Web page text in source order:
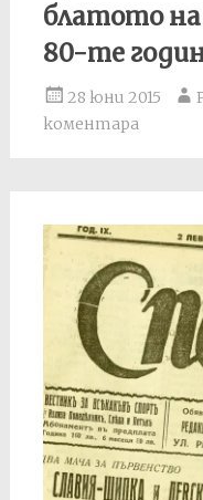
блатото
80-те
28 юни 2015
коментара